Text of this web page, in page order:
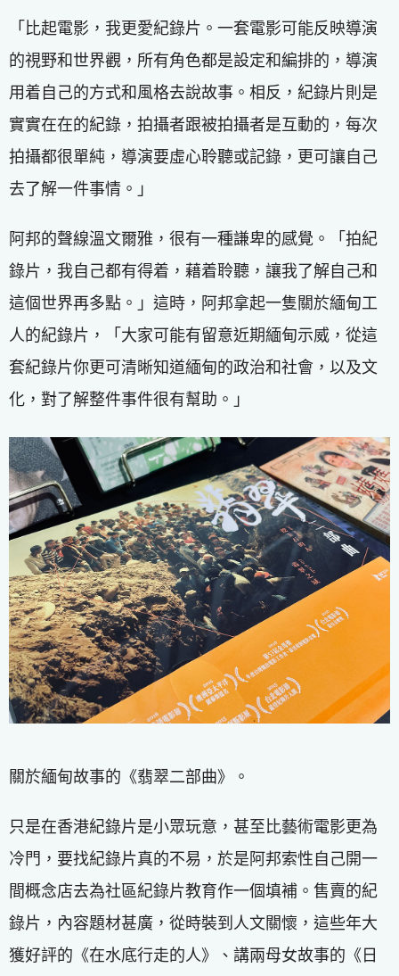
「比起電影，我更愛紀錄片。一套電影可能反映導演
的視野和世界觀，所有角色都是設定和編排的，導演
用着自己的方式和風格去說故事。相反，紀錄片則是
實實在在的紀錄，拍攝者跟被拍攝者是互動的，每次
拍攝都很單純，導演要虛心聆聽或記錄，更可讓自己
去了解一件事情。」
阿邦的聲線溫文爾雅，很有一種謙卑的感覺。「拍紀
錄片，我自己都有得着，藉着聆聽，讓我了解自己和
這個世界再多點。」這時，阿邦拿起一隻關於緬甸工
人的紀錄片，「大家可能有留意近期緬甸示威，從這
套紀錄片你更可清晰知道緬甸的政治和社會，以及文
化，對了解整件事件很有幫助。」
關於緬甸故事的《翡翠二部曲》。
只是在香港紀錄片是小眾玩意，甚至比藝術電影更為
冷門，要找紀錄片真的不易，於是阿邦索性自己開一
間概念店去為社區紀錄片教育作一個填補。售賣的紀
錄片，內容題材甚廣，從時裝到人文關懷，這些年大
獲好評的《在水底行走的人》、講兩母女故事的《日